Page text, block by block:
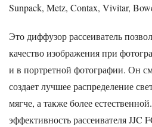
Sunpack, Metz, Contax, Vivitar,
Это диффузор рассеиватель
качество изображения при
и в портретной фотографии. Он
создает лучшее распределение
мягче, а также более
эффективность рассеивателя JJC